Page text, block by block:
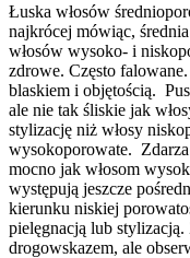
Łuska włosów
najkrócej mówiąc,
włosów wysoko- i
zdrowe. Często
blaskiem i objętością.
ale nie tak śliskie jak
stylizację niż włosy
wysokoporowate.
mocno jak włosom
występują jeszcze
kierunku niskiej
pielęgnacją lub
drogowskazem, ale